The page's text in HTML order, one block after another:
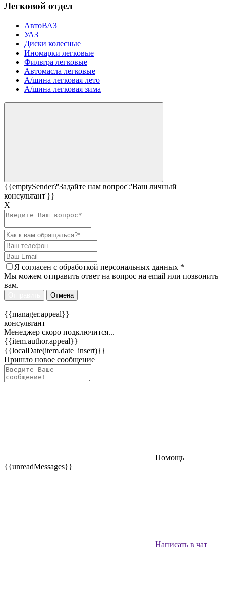
Легковой отдел
АвтоВАЗ
УАЗ
Диски колесные
Иномарки легковые
Фильтра легковые
Автомасла легковые
А/шина легковая лето
А/шина легковая зима
{{emptySender?'Задайте нам вопрос':'Ваш личный
консультант'}}
Х
Я согласен c обработкой персональных данных *
Мы можем отправить ответ на вопрос на email или позвонить
вам.
Отмена
{{manager.appeal}}
консультант
Менеджер скоро подключится...
{{item.author.appeal}}
{{localDate(item.date_insert)}}
Пришло новое сообщение
Помощь
{{unreadMessages}}
Написать в чат